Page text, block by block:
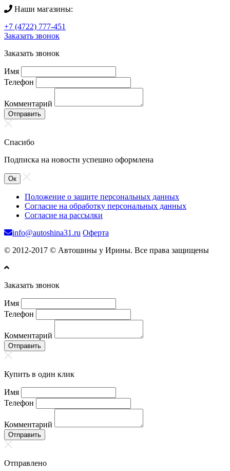
Наши магазины:
+7 (4722) 777-451
Заказать звонок
Заказать звонок
Имя
Телефон
Комментарий
Отправить
Спасибо
Подписка на новости успешно оформлена
Ок
Положение о защите персональных данных
Согласие на обработку персональных данных
Согласие на рассылки
info@autoshina31.ru Оферта
© 2012-2017 © Автошины у Ирины. Все права защищены
Заказать звонок
Имя
Телефон
Комментарий
Отправить
Купить в один клик
Имя
Телефон
Комментарий
Отправить
Отправлено